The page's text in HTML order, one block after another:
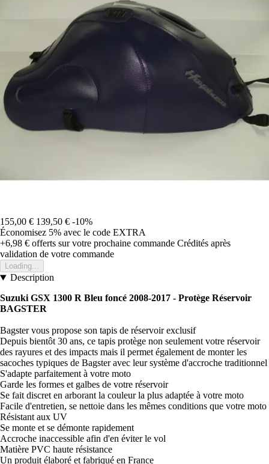
155,00 € 139,50 € -10%
Économisez 5% avec le code EXTRA
+6,98 € offerts sur votre prochaine commande Crédités après
validation de votre commande
Loading...
Description
Suzuki GSX 1300 R Bleu foncé 2008-2017 - Protège Réservoir
BAGSTER
Bagster vous propose son tapis de réservoir exclusif
Depuis bientôt 30 ans, ce tapis protège non seulement votre réservoir
des rayures et des impacts mais il permet également de monter les
sacoches typiques de Bagster avec leur système d'accroche traditionnel
S'adapte parfaitement à votre moto
Garde les formes et galbes de votre réservoir
Se fait discret en arborant la couleur la plus adaptée à votre moto
Facile d'entretien, se nettoie dans les mêmes conditions que votre moto
Résistant aux UV
Se monte et se démonte rapidement
Accroche inaccessible afin d'en éviter le vol
Matière PVC haute résistance
Un produit élaboré et fabriqué en France